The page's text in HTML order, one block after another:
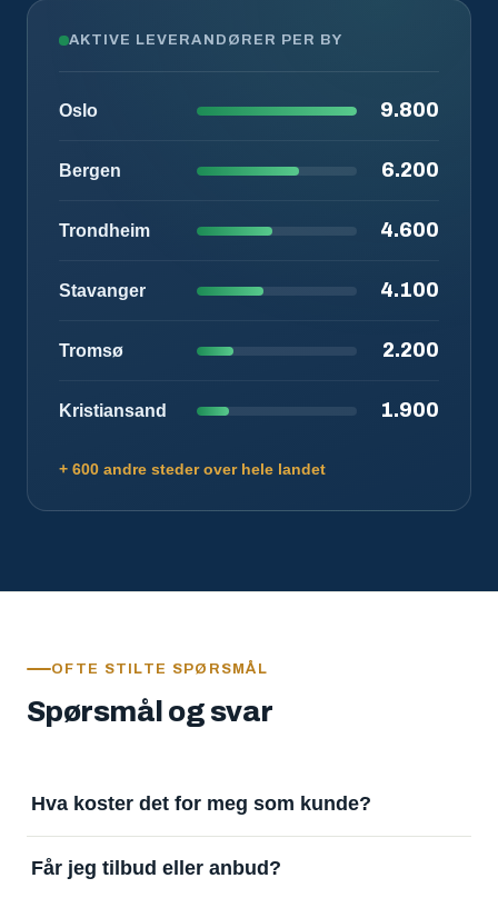
AKTIVE LEVERANDØRER PER BY
Oslo 9.800
Bergen 6.200
Trondheim 4.600
Stavanger 4.100
Tromsø 2.200
Kristiansand 1.900
+ 600 andre steder over hele landet
OFTE STILTE SPØRSMÅL
Spørsmål og svar
Hva koster det for meg som kunde?
å motta svar. Tjenesten finansieres av
Får jeg tilbud eller anbud?